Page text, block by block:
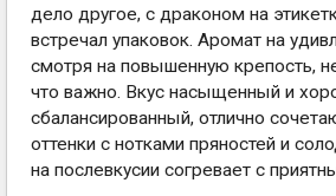
дело другое, с драконом на
встречал упаковок. Аромат на
смотря на повышенную крепость,
что важно. Вкус насыщенный и
сбалансированный, отлично
оттенки с нотками пряностей и
на послевкусии согревает с